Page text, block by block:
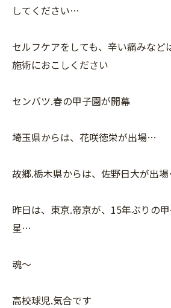
してください…
セルフケアをしても、辛い痛みなど
施術におこしください
センバツ.春の甲子園が開幕
埼玉県からは、花咲徳栄が出場…
故郷.栃木県からは、佐野日大が出
昨日は、東京.帝京が、15年ぶりの
星…
魂〜
高校球児.気合です